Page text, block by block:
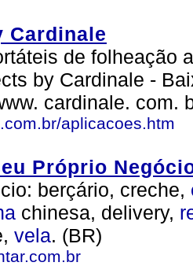
Cardinale
de folheação
by Cardinale -
cardinale. com.
aplicacoes.htm
Próprio
berçário, creche,
chinesa, delivery,
vela. (BR)